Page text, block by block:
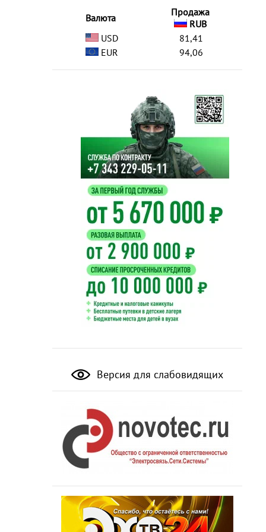
Валюта
Продажа
RUB
USD
81,41
EUR
94,06
Версия для слабовидящих